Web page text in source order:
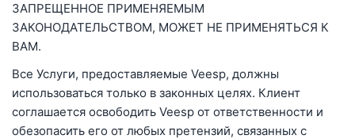
ЗАПРЕЩЕННОЕ ПРИМЕНЯЕМЫМ
ЗАКОНОДАТЕЛЬСТВОМ, МОЖЕТ НЕ ПРИМЕНЯТЬСЯ К
ВАМ.
Все Услуги, предоставляемые Veesp, должны
использоваться только в законных целях. Клиент
соглашается освободить Veesp от ответственности и
обезопасить его от любых претензий, связанных с